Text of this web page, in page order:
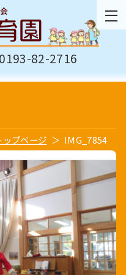
82-2716
ップページ IMG_7854